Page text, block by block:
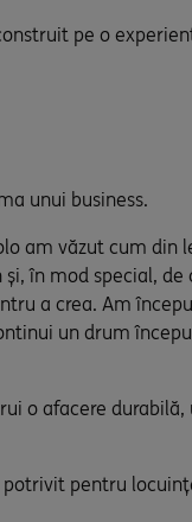
pe o
unui business.
am văzut cum din
în mod special, de
a crea. Am
un drum
o afacere durabilă,
potrivit pentru